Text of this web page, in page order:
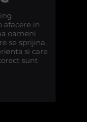
afacere in
oameni
se sprijina,
si care
sunt